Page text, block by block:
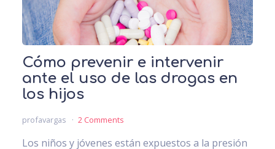
Cómo prevenir e intervenir
ante el uso de las drogas en
los hijos
profavargas 2 Comments
Los niños y jóvenes están expuestos a la presión